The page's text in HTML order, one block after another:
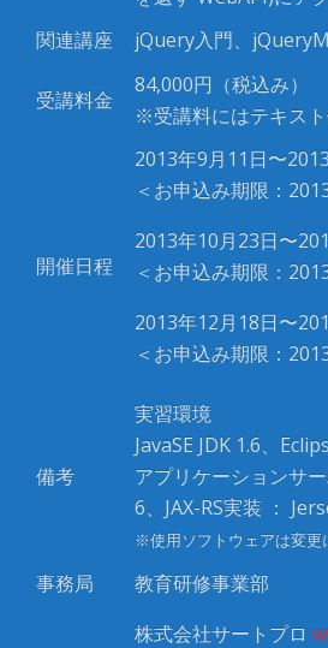
関連講座
jQuery入門、
受講料金
84,000円（税込み）
※受講料にはテキスト
開催日程
2013年9月11日〜
＜お申込み期限：
2013年10月23日〜
＜お申込み期限：
2013年12月18日〜
＜お申込み期限：
備考
実習環境
JavaSE JDK 1.6、
アプリケーションサ
6、JAX-RS実装 ：
※使用ソフトウェアは変更
事務局
教育研修事業部
株式会社サートプロ